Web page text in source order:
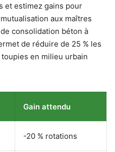
et estimez gains pour
aux maîtres
consolidation béton à
de réduire de 25 % les
en milieu urbain
Gain attendu
-20 % rotations